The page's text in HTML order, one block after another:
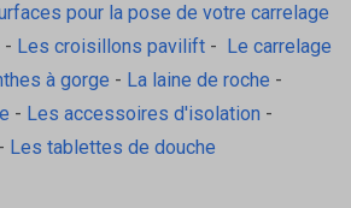
pour la pose de votre carrelage
- Les croisillons pavilift-
Le carrelage
à gorge - La laine de roche -
- Les accessoires d'isolation -
- Les tablettes de douche